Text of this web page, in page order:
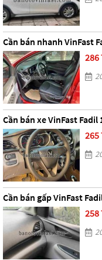
Cần bán nhanh VinFast
286
Cần bán xe VinFast Fadil
265
Cần bán gấp VinFast
258